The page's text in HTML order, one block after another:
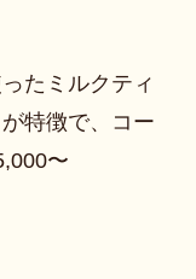
たミルクティ
特徴で、コー
〜